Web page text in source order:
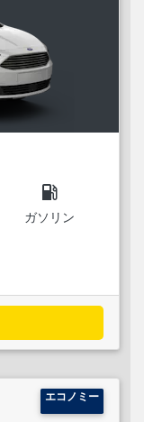
local_gas_station
ガソリン
エコノミー